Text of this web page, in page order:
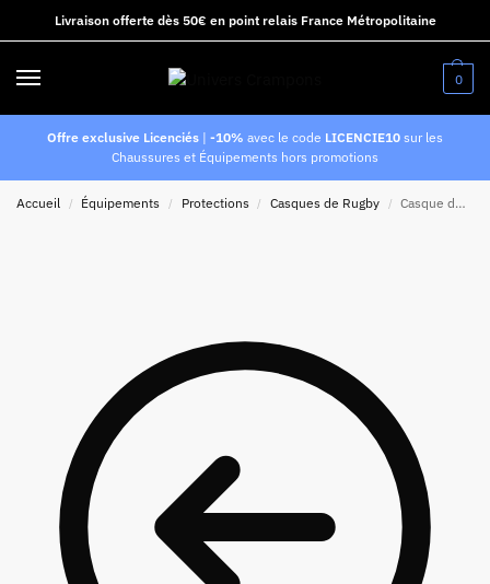
Livraison offerte dès 50€ en point relais France Métropolitaine
0
Offre exclusive Licenciés | -10% avec le code LICENCIE10 sur les
Chaussures et Équipements hors promotions
Accueil / Équipements / Protections / Casques de Rugby / Casque de rugby Impact pour adulte Uni blanc